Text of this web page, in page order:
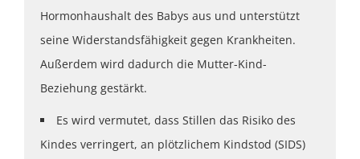
Hormonhaushalt des Babys aus und unterstützt
seine Widerstandsfähigkeit gegen Krankheiten.
Außerdem wird dadurch die Mutter-Kind-
Beziehung gestärkt.
Es wird vermutet, dass Stillen das Risiko des
Kindes verringert, an plötzlichem Kindstod (SIDS)